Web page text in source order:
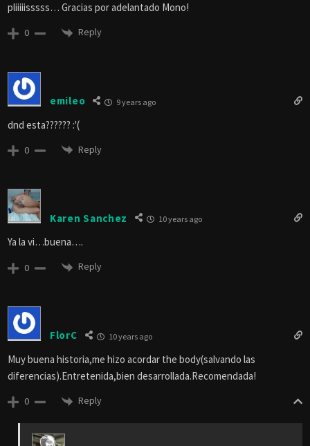
pliiiiisssss… Gracias por adelantado Mono!
0 Reply
emileo 9 years ago
dnd esta?????? :'(
0 Reply
Karen Sanchez 10 years ago
Ya la vi…buena….
0 Reply
FlorC 10 years ago
Muy buena historia,me hizo acordar the body(salvando las
diferencias).Entretenida,bien desarrollada.Recomendada!
0 Reply